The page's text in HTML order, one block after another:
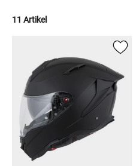
11 Artikel